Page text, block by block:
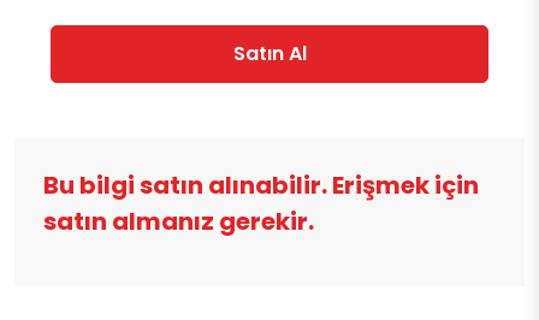
Satın Al
Bu bilgi satın alınabilir. Erişmek için
satın almanız gerekir.